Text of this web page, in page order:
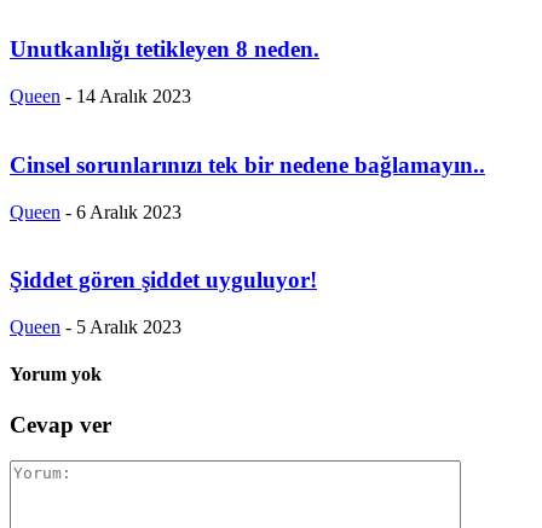
Unutkanlığı tetikleyen 8 neden.
Queen - 14 Aralık 2023
Cinsel sorunlarınızı tek bir nedene bağlamayın..
Queen - 6 Aralık 2023
Şiddet gören şiddet uyguluyor!
Queen - 5 Aralık 2023
Yorum yok
Cevap ver